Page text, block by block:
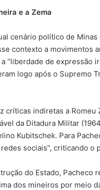
e a Zema
cenário político de
contexto a movimentos
“liberdade de expressão
logo após o Supremo
críticas indiretas a
da Ditadura Militar
Kubitschek. Para
sociais”, criticando
do Estado, Pacheco
dos mineiros por meio